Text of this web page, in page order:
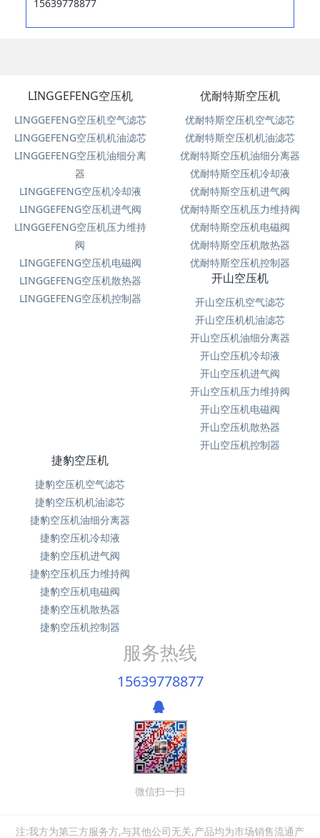
15639778877
LINGGEFENG空压机
LINGGEFENG空压机空气滤芯
LINGGEFENG空压机机油滤芯
LINGGEFENG空压机油细分离
器
LINGGEFENG空压机冷却液
LINGGEFENG空压机进气阀
LINGGEFENG空压机压力维持
阀
LINGGEFENG空压机电磁阀
LINGGEFENG空压机散热器
LINGGEFENG空压机控制器
优耐特斯空压机
优耐特斯空压机空气滤芯
优耐特斯空压机机油滤芯
优耐特斯空压机油细分离器
优耐特斯空压机冷却液
优耐特斯空压机进气阀
优耐特斯空压机压力维持阀
优耐特斯空压机电磁阀
优耐特斯空压机散热器
优耐特斯空压机控制器
开山空压机
开山空压机空气滤芯
开山空压机机油滤芯
开山空压机油细分离器
开山空压机冷却液
开山空压机进气阀
开山空压机压力维持阀
开山空压机电磁阀
开山空压机散热器
开山空压机控制器
捷豹空压机
捷豹空压机空气滤芯
捷豹空压机机油滤芯
捷豹空压机油细分离器
捷豹空压机冷却液
捷豹空压机进气阀
捷豹空压机压力维持阀
捷豹空压机电磁阀
捷豹空压机散热器
捷豹空压机控制器
服务热线
15639778877
微信扫一扫
注:我方为第三方服务方,与其他公司无关,产品均为市场销售流通产